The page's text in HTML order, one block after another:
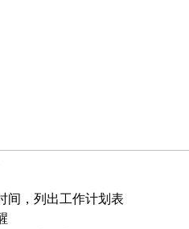
间，列出工作计划表